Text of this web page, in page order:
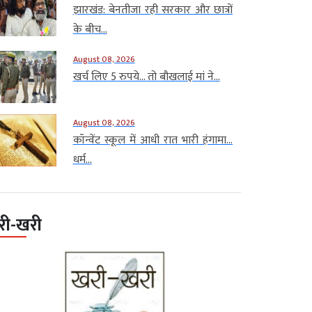
झारखंड: बेनतीजा रही सरकार और छात्रों
के बीच...
August 08, 2026
खर्च लिए 5 रुपये… तो बौखलाई मां ने...
August 08, 2026
कॉन्वेंट स्कूल में आधी रात भारी हंगामा…
धर्म...
खरी